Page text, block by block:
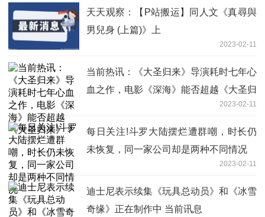
天天观察：【P站搬运】同人文《真尋與
男兒身 (上篇)》上
2023-02-11
当前热讯：《大圣归来》导演耗时七年心
血之作，电影《深海》能否超越《大圣归
2023-02-11
每日关注!斗罗大陆摆烂遭群嘲，时长仍
未恢复，同一家公司却是两种不同情况
2023-02-11
迪士尼表示续集《玩具总动员》和《冰雪
奇缘》正在制作中 当前讯息